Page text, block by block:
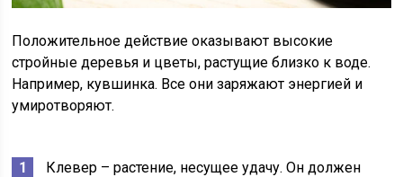
Положительное действие оказывают высокие
стройные деревья и цветы, растущие близко к воде.
Например, кувшинка. Все они заряжают энергией и
умиротворяют.
Клевер – растение, несущее удачу. Он должен